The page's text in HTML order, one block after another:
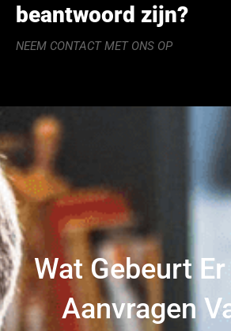
beantwoord zijn?
NEEM CONTACT MET ONS OP
Wat Gebeurt
Aanvragen